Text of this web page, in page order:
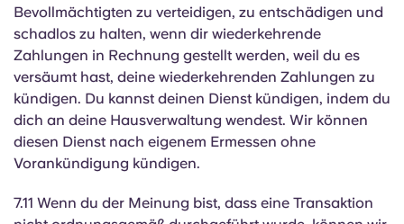
Bevollmächtigten zu verteidigen, zu entschädigen und
schadlos zu halten, wenn dir wiederkehrende
Zahlungen in Rechnung gestellt werden, weil du es
versäumt hast, deine wiederkehrenden Zahlungen zu
kündigen. Du kannst deinen Dienst kündigen, indem du
dich an deine Hausverwaltung wendest. Wir können
diesen Dienst nach eigenem Ermessen ohne
Vorankündigung kündigen.
7.11 Wenn du der Meinung bist, dass eine Transaktion